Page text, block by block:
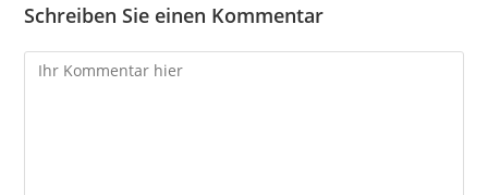
Schreiben Sie einen Kommentar
Kommentare